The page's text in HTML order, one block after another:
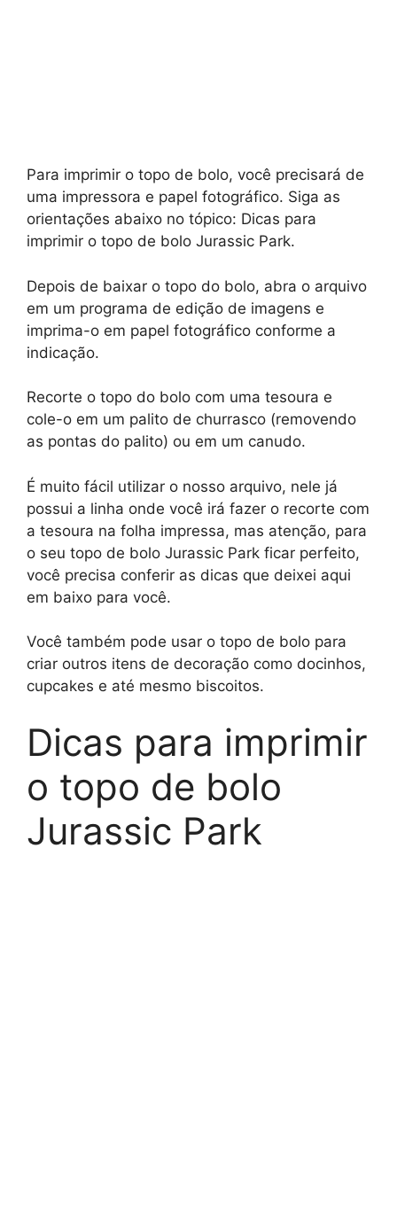
Para imprimir o topo de bolo, você precisará de
uma impressora e papel fotográfico. Siga as
orientações abaixo no tópico: Dicas para
imprimir o topo de bolo Jurassic Park.
Depois de baixar o topo do bolo, abra o arquivo
em um programa de edição de imagens e
imprima-o em papel fotográfico conforme a
indicação.
Recorte o topo do bolo com uma tesoura e
cole-o em um palito de churrasco (removendo
as pontas do palito) ou em um canudo.
É muito fácil utilizar o nosso arquivo, nele já
possui a linha onde você irá fazer o recorte com
a tesoura na folha impressa, mas atenção, para
o seu topo de bolo Jurassic Park ficar perfeito,
você precisa conferir as dicas que deixei aqui
em baixo para você.
Você também pode usar o topo de bolo para
criar outros itens de decoração como docinhos,
cupcakes e até mesmo biscoitos.
Dicas para imprimir
o topo de bolo
Jurassic Park